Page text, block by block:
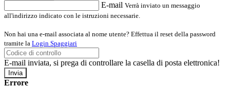
E-mail Verrà inviato un messaggio
all'indirizzo indicato con le istruzioni necessarie.
Non hai una e-mail associata al nome utente? Effettua il reset della password
tramite la Login Spaggiari
E-mail inviata, si prega di controllare la casella di posta elettronica!
Errore